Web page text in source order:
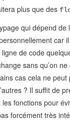
plus que des
qui dépend de
car il
de code
sans qu’on
cas cela ne peut
? Il suffit de
fonctions pour
forcément très